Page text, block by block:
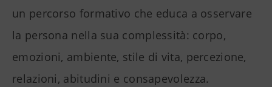
un percorso formativo che educa a osservare
la persona nella sua complessità: corpo,
emozioni, ambiente, stile di vita, percezione,
relazioni, abitudini e consapevolezza.